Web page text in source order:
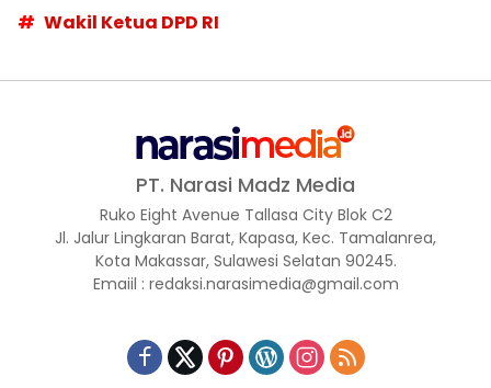
Wakil Ketua DPD RI
PT. Narasi Madz Media
Ruko Eight Avenue Tallasa City Blok C2
Jl. Jalur Lingkaran Barat, Kapasa, Kec. Tamalanrea,
Kota Makassar, Sulawesi Selatan 90245.
Emaiil : redaksi.narasimedia@gmail.com